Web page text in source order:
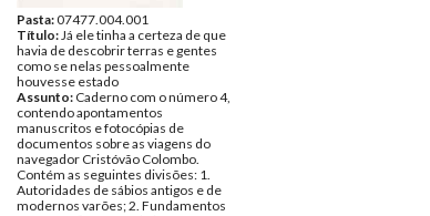
Pasta:07477.004.001
Título:Já ele tinha a certeza de que
havia de descobrir terras e gentes
como se nelas pessoalmente
houvesse estado
Assunto: Caderno com o número 4,
contendo apontamentos
manuscritos e fotocópias de
documentos sobre as viagens do
navegador Cristóvão Colombo.
Contém as seguintes divisões: 1.
Autoridades de sábios antigos e de
modernos varões; 2. Fundamentos